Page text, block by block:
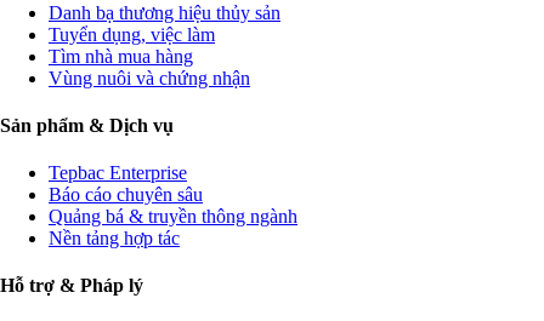
Danh bạ thương hiệu thủy sản
Tuyển dụng, việc làm
Tìm nhà mua hàng
Vùng nuôi và chứng nhận
Sản phẩm & Dịch vụ
Tepbac Enterprise
Báo cáo chuyên sâu
Quảng bá & truyền thông ngành
Nền tảng hợp tác
Hỗ trợ & Pháp lý